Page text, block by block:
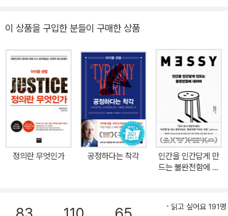
책이다. 샌델이 시장의 도덕적 한계에 대해 15년간 철저히 준비하고
고민하여 완성한 역작으로, ‘정의(JUSTICE)’에 이은 하버드대 최고
인기 강의 ‘시장과 도덕(MARKETS & MORALS)’을 바탕으로 한
다. 샌델은 이 책을 통해 시장주의의 한계를 되짚어보는 계기를 마련
해 준다. 시장 논리가 사회 모든 영역을 지배하는 구체적인 사례들을
제시, ’과연 시장은 언제나 옳은가‘에 대한 해답을 제공한다. 저자 특
유의 문답식 토론과 도발적 문제 제기, 치밀한 논리로 시장을 둘러싼
흥미진진한 철학 논쟁을 펼친다. 세상엔 돈으로 살 수 없는 것들이 많
다. 성(性), 교육, 환경 문제 등은 전통적으로 시장의 지배를 받지 않
는 영역이었다. 하지만 지금은 돈만 있으면 성도 바꿀 수 있고, 기부
평가받는 도덕적 영역들이 점점 돈과 시장의 지배를 받으며 그 가치
이 상품을 구입한 분들이 구매한 상품
정의란 무엇인가 공정하다는 착각
인간을 인간답게 만
드는 불완전함에 대
읽고 싶어요 191명